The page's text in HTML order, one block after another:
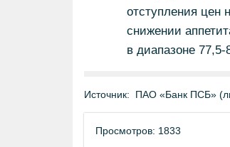
отступления цен
снижении
в диапазоне 77,5-
Источник: ПАО «Банк ПСБ»
Просмотров: 1833